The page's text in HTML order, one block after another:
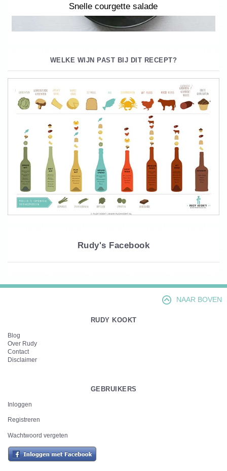
Snelle courgette salade
WELKE WIJN PAST BIJ DIT RECEPT?
Rudy's Facebook
NAAR BOVEN
RUDY KOOKT
Blog
Over Rudy
Contact
Disclaimer
GEBRUIKERS
Inloggen
Registreren
Wachtwoord vergeten